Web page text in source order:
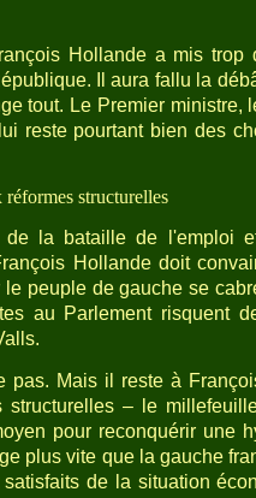
Hollande a mis
Il aura fallu la
tout. Le Premier ministre,
reste pourtant bien des
structurelles
la bataille de l'emploi
Hollande doit
peuple de gauche se
au Parlement risquent
pas. Mais il reste à
structurelles – le
pour reconquérir une
plus vite que la gauche
de la situation